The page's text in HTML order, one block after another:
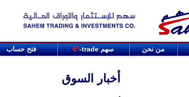
من نحن سهم-trade فتح حساب
أخبار السوق